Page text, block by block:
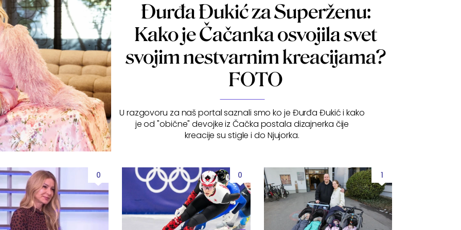
Đurđa Đukić za Superženu:
Kako je Čačanka osvojila svet
svojim nestvarnim kreacijama?
FOTO
U razgovoru za naš portal saznali smo ko je Đurđa Đukić i kako
je od "obične" devojke iz Čačka postala dizajnerka čije
kreacije su stigle i do Njujorka.
0 0 1